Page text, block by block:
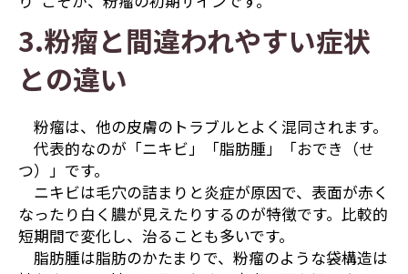
3.粉瘤と間違われやすい症状
との違い
粉瘤は、他の皮膚のトラブルとよく混同されます。
代表的なのが「ニキビ」「脂肪腫」「おでき（せ
つ）」です。
ニキビは毛穴の詰まりと炎症が原因で、表面が赤く
なったり白く膿が見えたりするのが特徴です。比較的
短期間で変化し、治ることも多いです。
脂肪腫は脂肪のかたまりで、粉瘤のような袋構造は